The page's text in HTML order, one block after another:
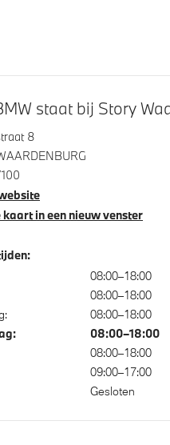
mogelijkheid
staat bij Story
8
kaart in een nieuw venster
08:00–18:00
08:00–18:00
08:00–18:00
08:00–18:00
08:00–18:00
09:00–17:00
Gesloten